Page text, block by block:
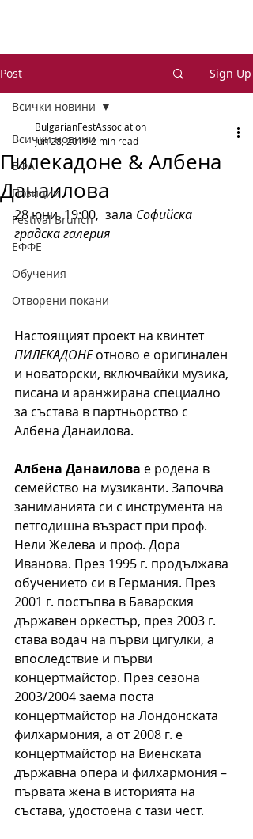
Post Sign Up
Всички новини
БФА
Позиции
Festival Brunch
ЕФФЕ
Обучения
Отворени покани
Всички новини
Пилекадоне & Албена
Данаилова
BulgarianFestAssociation
Jun 28, 20192 min read
28 юни, 19:00,  зала Софийска
градска галерия
Настоящият проект на квинтет
ПИЛЕКАДОНЕ отново е оригинален
и новаторски, включвайки музика,
писана и аранжирана специално
за състава в партньорство с
Албена Данаилова.
Албена Данаилова е родена в
семейство на музиканти. Започва
заниманията си с инструмента на
петгодишна възраст при проф.
Нели Желева и проф. Дора
Иванова. През 1995 г. продължава
обучението си в Германия. През
2001 г. постъпва в Баварския
държавен оркестър, през 2003 г.
става водач на първи цигулки, а
впоследствие и първи
концертмайстор. През сезона
2003/2004 заема поста
концертмайстор на Лондонската
филхармония, а от 2008 г. е
концертмайстор на Виенската
държавна опера и филхармония –
първата жена в историята на
състава, удостоена с тази чест.